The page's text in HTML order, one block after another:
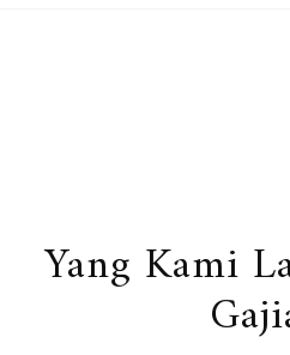
Yang Kami